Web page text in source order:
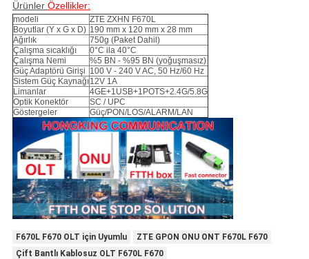
Ürünler Özellikler:
modeli
ZTE ZXHN F670L
Boyutlar (Y x G x D) 190 mm x 120 mm x 28 mm
Ağırlık
750g (Paket Dahil)
Çalışma sıcaklığı
0°C ila 40°C
Çalışma Nemi
%5 BN - %95 BN (yoğuşmasız)
Güç Adaptörü Girişi 100 V - 240 V AC, 50 Hz/60 Hz
Sistem Güç Kaynağı12V 1A
Limanlar
4GE+1USB+1POTS+2.4G/5.8G
Optik Konektör
SC / UPC
Göstergeler
Güç/PON/LOS/ALARM/LAN
F670L F670 OLT için Uyumlu
ZTE GPON ONU ONT F670L F670
Çift Bantlı Kablosuz OLT F670L F670